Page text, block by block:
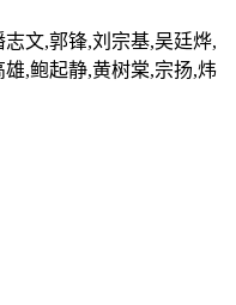
文,郭锋,刘宗基,吴廷烨,
,鲍起静,黄树棠,宗扬,炜